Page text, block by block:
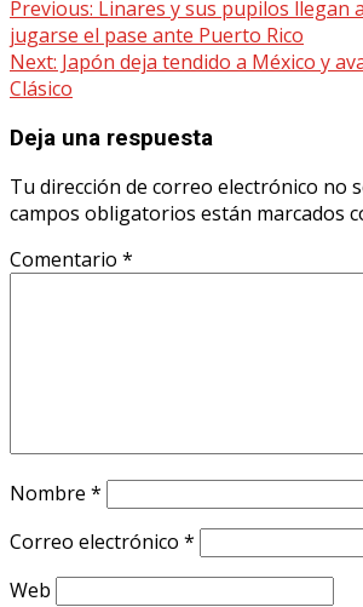
Continue
Reading
Previous: Linares y sus pupilos llegan
jugarse el pase ante Puerto Rico
Next: Japón deja tendido a México y
Clásico
Deja una respuesta
Tu dirección de correo electrónico no
campos obligatorios están marcados
Comentario *
Nombre *
Correo electrónico *
Web